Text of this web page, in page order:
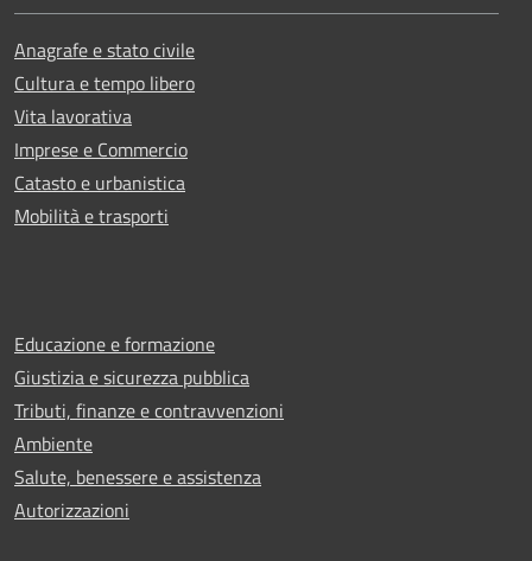
Anagrafe e stato civile
Cultura e tempo libero
Vita lavorativa
Imprese e Commercio
Catasto e urbanistica
Mobilità e trasporti
Educazione e formazione
Giustizia e sicurezza pubblica
Tributi, finanze e contravvenzioni
Ambiente
Salute, benessere e assistenza
Autorizzazioni